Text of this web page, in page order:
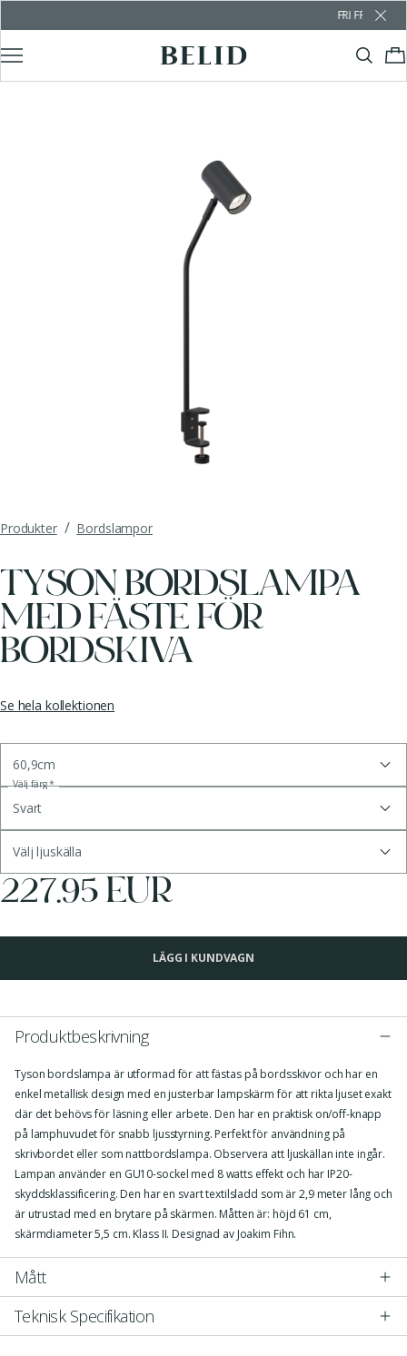
FRI FRAKT ÖVER
Produkter / Bordslampor
TYSON BORDSLAMPA
MED FÄSTE FÖR
BORDSKIVA
Se hela kollektionen
60,9cm
Välj färg*
Svart
Välj ljuskälla
227.95 EUR
LÄGG I KUNDVAGN
Produktbeskrivning
Tyson bordslampa är utformad för att fästas på bordsskivor och har en
enkel metallisk design med en justerbar lampskärm för att rikta ljuset exakt
där det behövs för läsning eller arbete. Den har en praktisk on/off-knapp
på lamphuvudet för snabb ljusstyrning. Perfekt för användning på
skrivbordet eller som nattbordslampa. Observera att ljuskällan inte ingår.
Lampan använder en GU10-sockel med 8 watts effekt och har IP20-
skyddsklassificering. Den har en svart textilsladd som är 2,9 meter lång och
är utrustad med en brytare på skärmen. Måtten är: höjd 61 cm,
skärmdiameter 5,5 cm. Klass II. Designad av Joakim Fihn.
Mått
Teknisk Specifikation